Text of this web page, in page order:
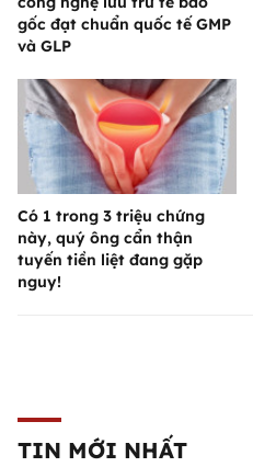
gốc đạt chuẩn quốc tế GMP
và GLP
Có 1 trong 3 triệu chứng
này, quý ông cẩn thận
tuyến tiền liệt đang gặp
nguy!
TIN MỚI NHẤT